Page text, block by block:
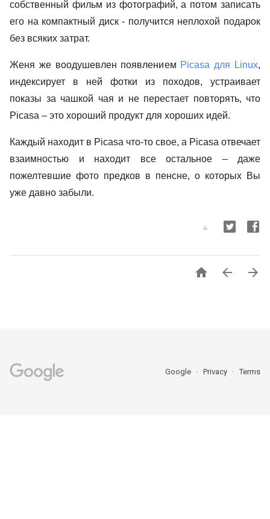
собственный фильм из фотографий, а потом записать
его на компактный диск - получится неплохой подарок
без всяких затрат.
Женя же воодушевлен появлением Picasa для Linux,
индексирует в ней фотки из походов, устраивает
показы за чашкой чая и не перестает повторять, что
Picasa – это хороший продукт для хороших идей.
Каждый находит в Picasa что-то свое, а Picasa отвечает
взаимностью и находит все остальное – даже
пожелтевшие фото предков в пенсне, о которых Вы
уже давно забыли.
  
Google Privacy Terms